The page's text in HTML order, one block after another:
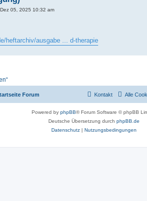
05, 2025 10:32 am
heftarchiv/ausgabe ... d-therapie
Forum Alle
Kontakt
Powered by phpBB® Forum Software © phpBB
Deutsche Übersetzung durch phpBB.de
Datenschutz | Nutzungsbedingungen